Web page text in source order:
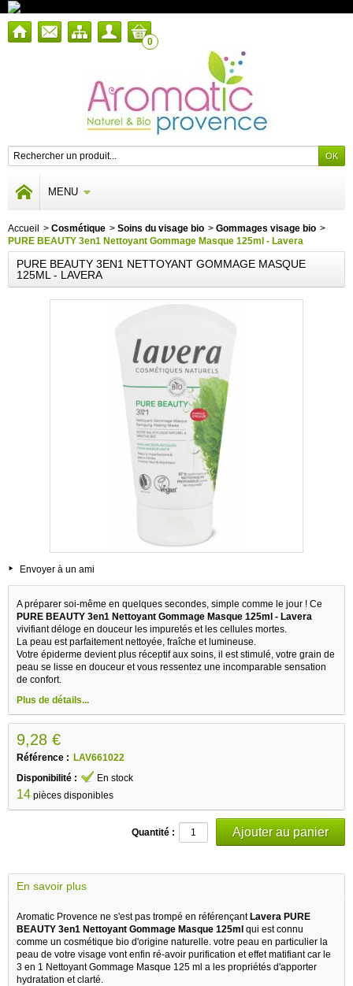
0
MENU
Accueil > Cosmétique > Soins du visage bio > Gommages visage bio >
PURE BEAUTY 3en1 Nettoyant Gommage Masque 125ml - Lavera
PURE BEAUTY 3EN1 NETTOYANT GOMMAGE MASQUE
125ML - LAVERA
Envoyer à un ami
A préparer soi-même en quelques secondes, simple comme le jour ! Ce
PURE BEAUTY 3en1 Nettoyant Gommage Masque 125ml - Lavera
vivifiant déloge en douceur les impuretés et les cellules mortes.
La peau est parfaitement nettoyée, fraîche et lumineuse.
Votre épiderme devient plus réceptif aux soins, il est stimulé, votre grain de
peau se lisse en douceur et vous ressentez une incomparable sensation
de confort.
Plus de détails...
9,28 €
Référence : LAV661022
Disponibilité :
En stock
14 pièces disponibles
Quantité :
En savoir plus
Aromatic Provence ne s'est pas trompé en référençantLavera PURE
BEAUTY 3en1 Nettoyant Gommage Masque 125ml qui est connu
comme un cosmétique bio d'origine naturelle. votre peau en particulier la
peau de votre visage vont enfin ré-avoir purification et effet matifiant car le
3 en 1 Nettoyant Gommage Masque 125 ml a les propriétés d'apporter
hydratation et clarté.